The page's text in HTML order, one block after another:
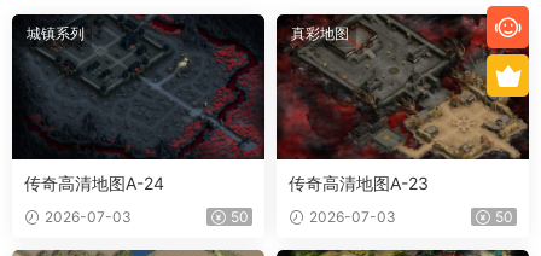
城镇系列
传奇高清地图A-24
2026-07-03 50
真彩地图
传奇高清地图A-23
2026-07-03 50